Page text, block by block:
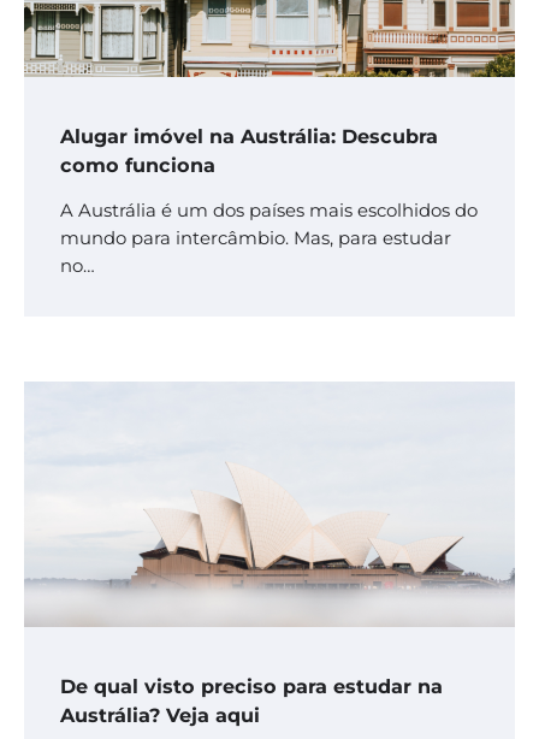
Alugar imóvel na Austrália: Descubra
como funciona
A Austrália é um dos países mais escolhidos do
mundo para intercâmbio. Mas, para estudar
no…
De qual visto preciso para estudar na
Austrália? Veja aqui